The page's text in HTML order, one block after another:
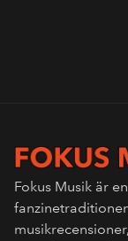
Fokus Musik är